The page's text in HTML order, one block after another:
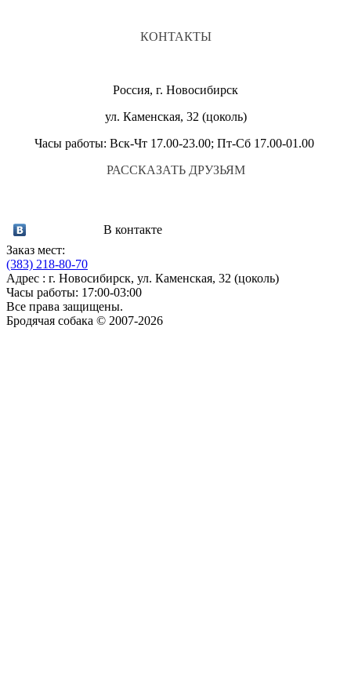
КОНТАКТЫ
Россия, г. Новосибирск
ул. Каменская, 32 (цоколь)
Часы работы: Вск-Чт 17.00-23.00; Пт-Сб 17.00-01.00
РАССКАЗАТЬ ДРУЗЬЯМ
В контакте
Заказ мест:
(383) 218-80-70
Адрес : г. Новосибирск, ул. Каменская, 32 (цоколь)
Часы работы: 17:00-03:00
Все права защищены.
Бродячая собака © 2007-2026